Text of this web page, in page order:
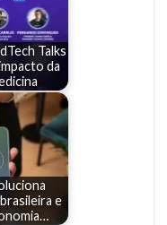
Talks
da
e